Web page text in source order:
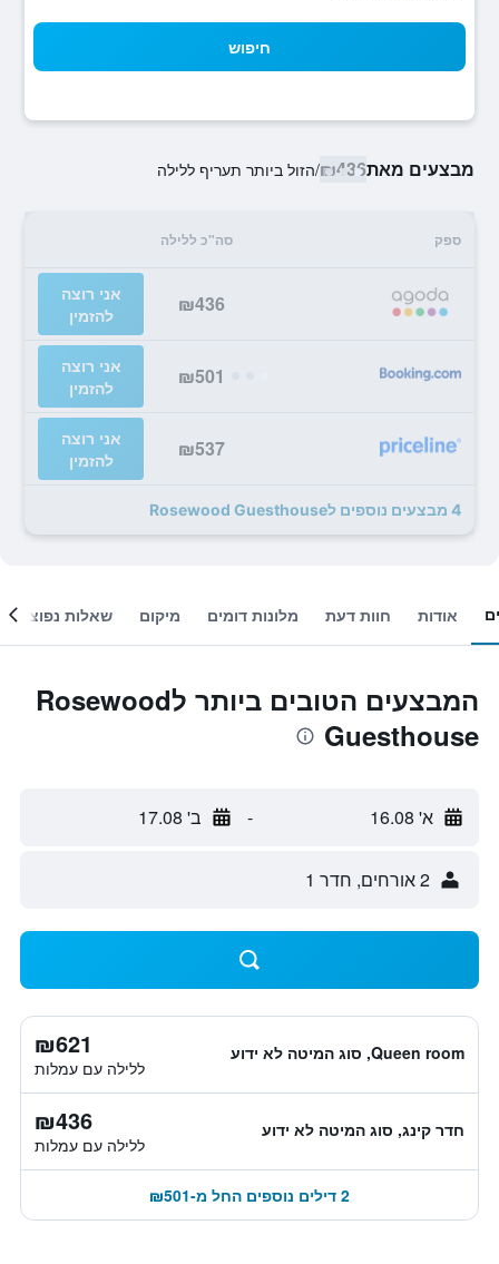
חיפוש
מבצעים מאת₪436
/הזול ביותר תעריף ללילה
ספק סה"כ ללילה
₪436
אני רוצה
להזמין
₪501
אני רוצה
להזמין
₪537
אני רוצה
להזמין
4 מבצעים נוספים לRosewood Guesthouse
אודות חוות דעת מלונות דומים מיקום שאלות נפוצות
המבצעים הטובים ביותר לRosewood
Guesthouse
א' 16.08 - ב' 17.08
2 אורחים, חדר 1
Queen room, סוג המיטה לא ידוע ₪621
ללילה עם עמלות
חדר קינג, סוג המיטה לא ידוע ₪436
ללילה עם עמלות
2 דילים נוספים החל מ-₪501